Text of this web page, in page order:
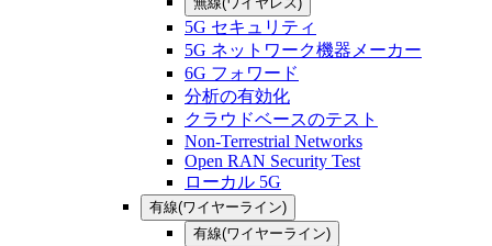
5G セキュリティ
5G ネットワーク機器メーカー
6G フォワード
分析の有効化
クラウドベースのテスト
Non-Terrestrial Networks
Open RAN Security Test
ローカル 5G
有線(ワイヤーライン)
有線(ワイヤーライン)